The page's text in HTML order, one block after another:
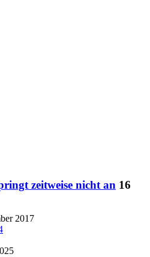
zeitweise nicht an 16
2017